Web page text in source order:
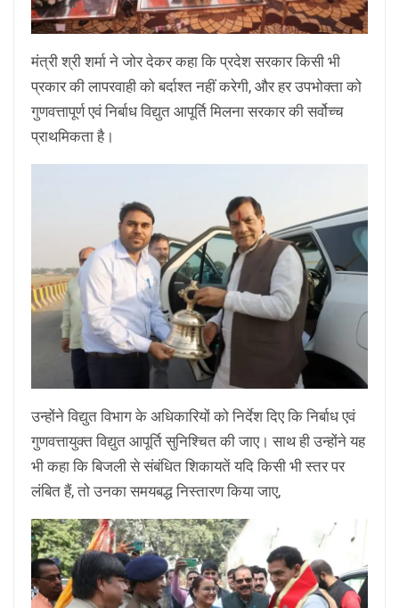
मंत्री श्री शर्मा ने जोर देकर कहा कि प्रदेश सरकार किसी भी
प्रकार की लापरवाही को बर्दाश्त नहीं करेगी, और हर उपभोक्ता को
गुणवत्तापूर्ण एवं निर्बाध विद्युत आपूर्ति मिलना सरकार की सर्वोच्च
प्राथमिकता है।
उन्होंने विद्युत विभाग के अधिकारियों को निर्देश दिए कि निर्बाध एवं
गुणवत्तायुक्त विद्युत आपूर्ति सुनिश्चित की जाए। साथ ही उन्होंने यह
भी कहा कि बिजली से संबंधित शिकायतें यदि किसी भी स्तर पर
लंबित हैं, तो उनका समयबद्ध निस्तारण किया जाए,